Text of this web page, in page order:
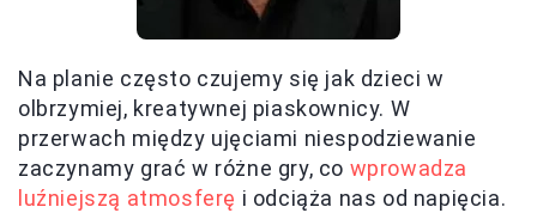
Na planie często czujemy się jak dzieci w
olbrzymiej, kreatywnej piaskownicy. W
przerwach między ujęciami niespodziewanie
zaczynamy grać w różne gry, co wprowadza
luźniejszą atmosferę i odciąża nas od napięcia.